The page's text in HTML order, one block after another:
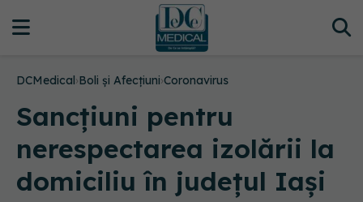
DCMedical›Boli și Afecțiuni›Coronavirus
Sancţiuni pentru
nerespectarea izolării la
domiciliu în județul Iași